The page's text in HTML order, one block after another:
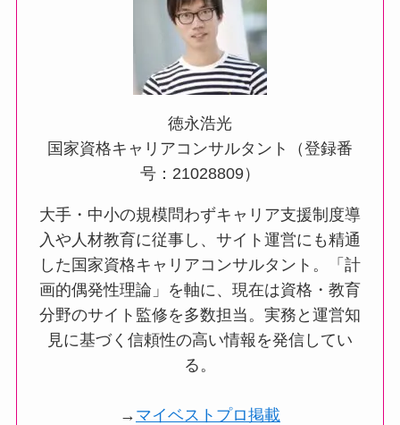
徳永浩光
国家資格キャリアコンサルタント（登録番
号：21028809）
大手・中小の規模問わずキャリア支援制度導
入や人材教育に従事し、サイト運営にも精通
した国家資格キャリアコンサルタント。「計
画的偶発性理論」を軸に、現在は資格・教育
分野のサイト監修を多数担当。実務と運営知
見に基づく信頼性の高い情報を発信してい
る。
→ マイベストプロ掲載